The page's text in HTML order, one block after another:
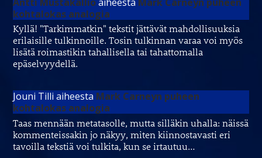
kohtalokas analogia
Kyllä! "Tarkimmatkin" tekstit jättävät mahdollisuuksia
erilaisille tulkinnoille. Tosin tulkinnan varaa voi myös
lisätä roimastikin tahallisella tai tahattomalla
epäselvyydellä.
Jouni Tilli aiheesta Mark Carneyn puheen
kohtalokas analogia
Taas mennään metatasolle, mutta silläkin uhalla: näissä
kommenteissakin jo näkyy, miten kiinnostavasti eri
tavoilla tekstiä voi tulkita, kun se irtautuu…